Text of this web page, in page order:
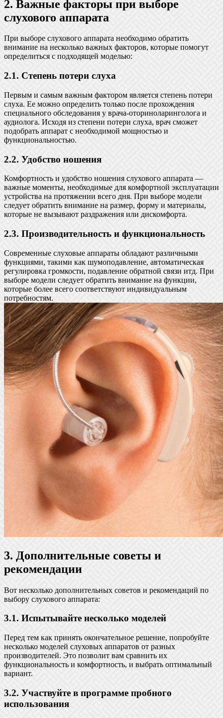
2. Важные факторы при выборе
слухового аппарата
При выборе слухового аппарата необходимо обратить
внимание на несколько важных факторов, которые помогут
определиться с подходящей моделью:
2.1. Степень потери слуха
Первым и самым важным фактором является степень потери
слуха. Ее можно определить только после прохождения
специального обследования у врача-оториноларинголога и
аудиолога. Исходя из степени потери слуха, врач сможет
подобрать аппарат с необходимой мощностью и
функциональностью.
2.2. Удобство ношения
Комфортность и удобство ношения слухового аппарата —
важные моменты, необходимые для комфортной эксплуатации
устройства на протяжении всего дня. При выборе модели
следует обратить внимание на размер, форму и материалы,
которые не вызывают раздражения или дискомфорта.
2.3. Производительность и функциональность
Современные слуховые аппараты обладают различными
функциями, такими как шумоподавление, автоматическая
регулировка громкости, подавление обратной связи итд. При
выборе модели следует обратить внимание на функции,
которые более всего соответствуют индивидуальным
потребностям.
3. Дополнительные советы и
рекомендации
Вот несколько дополнительных советов и рекомендаций по
выбору слухового аппарата:
3.1. Испытывайте несколько моделей
Перед тем как принять окончательное решение, попробуйте
несколько моделей слуховых аппаратов от разных
производителей. Это позволит вам сравнить их
функциональность и комфортность, и выбрать оптимальный
вариант.
3.2. Участвуйте в программе пробного
использования